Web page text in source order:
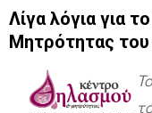
Λίγα λόγια για το
Μητρότητας του